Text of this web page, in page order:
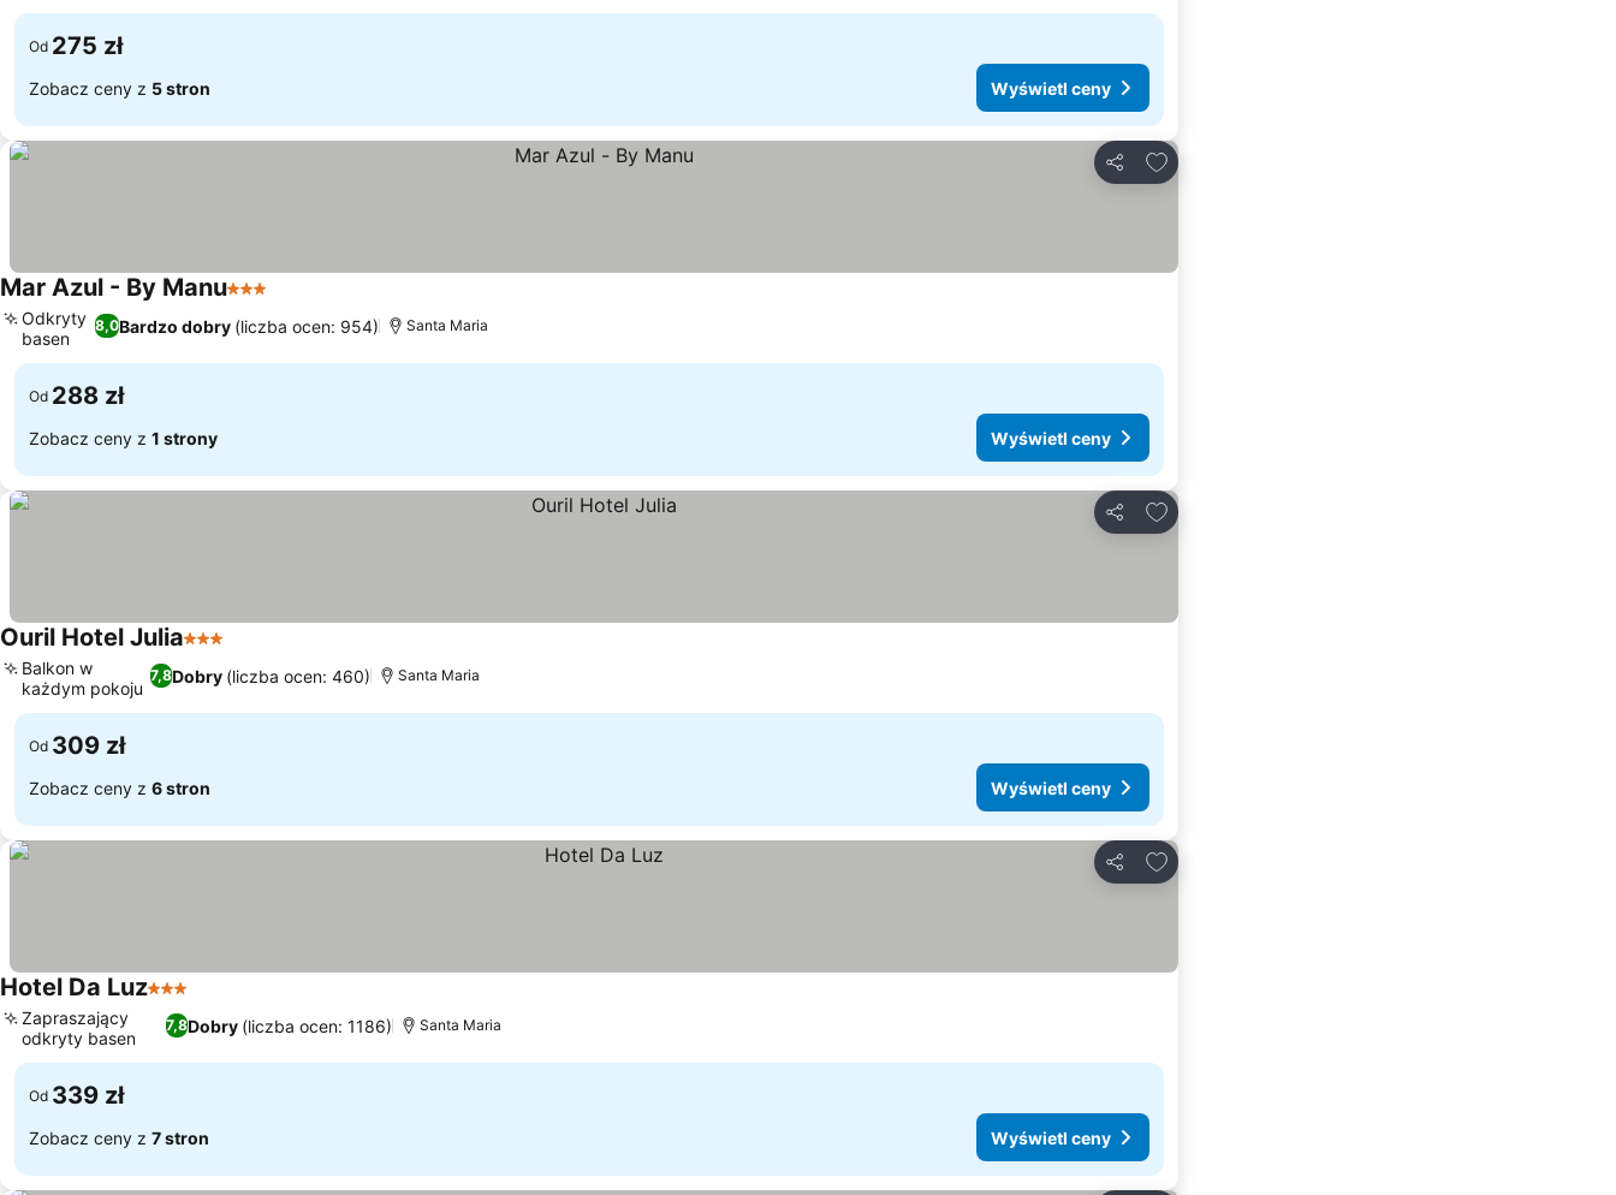
Od 275 zł
Zobacz ceny z 5 stron Wyświetl ceny
Udostępnij
Dodaj do ulubionych
Mar Azul - By Manu3 Kategoria
8,0Bardzo dobry (liczba ocen: 954)
Odkryty
basen
Santa Maria
Od 288 zł
Zobacz ceny z 1 strony Wyświetl ceny
Udostępnij
Dodaj do ulubionych
Ouril Hotel Julia3 Kategoria
7,8Dobry (liczba ocen: 460)
Balkon w
każdym pokoju
Santa Maria
Od 309 zł
Zobacz ceny z 6 stron Wyświetl ceny
Udostępnij
Dodaj do ulubionych
Hotel Da Luz3 Kategoria
7,8Dobry (liczba ocen: 1186)
Zapraszający
odkryty basen
Santa Maria
Od 339 zł
Zobacz ceny z 7 stron Wyświetl ceny